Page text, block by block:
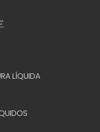
LÍQUIDA